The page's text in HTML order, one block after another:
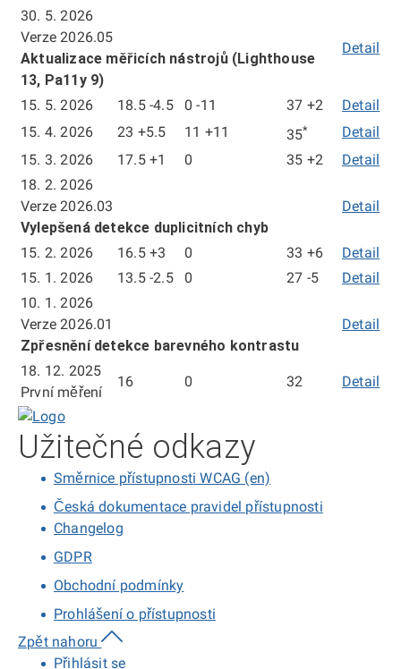
30. 5. 2026
Verze 2026.05
Aktualizace měřicích nástrojů (Lighthouse
13, Pa11y 9)
Detail
15. 5. 2026 18.5 -4.5 0-11 37 +2 Detail
15.
15. 4. 2026 23 +5.5 11 +11 35*
known
measured
period
Detail
4.
15. 3. 2026 17.5 +1 0 35 +2 Detail
18. 2. 2026
Verze 2026.03
Vylepšená detekce duplicitních chyb
Detail
15. 2. 2026 16.5 +3 0 33 +6 Detail
15. 1. 2026 13.5 -2.5 0 27 -5 Detail
10. 1. 2026
Verze 2026.01
Zpřesnění detekce barevného kontrastu
Detail
18. 12. 2025
První měření
16 0 32 Detail
Domů
Užitečné odkazy
Směrnice přístupnosti WCAG (en)
Česká dokumentace pravidel přístupnosti
Changelog
GDPR
Obchodní podmínky
Prohlášení o přístupnosti
Zpět nahoru
Přihlásit se